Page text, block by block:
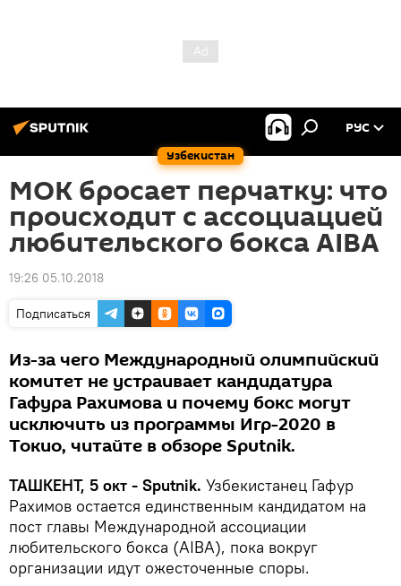
Узбекистан
РУС
МОК бросает перчатку: что
происходит с ассоциацией
любительского бокса AIBA
19:26 05.10.2018
Подписаться
Из-за чего Международный олимпийский
комитет не устраивает кандидатура
Гафура Рахимова и почему бокс могут
исключить из программы Игр-2020 в
Токио, читайте в обзоре Sputnik.
ТАШКЕНТ, 5 окт - Sputnik. Узбекистанец Гафур
Рахимов остается единственным кандидатом на
пост главы Международной ассоциации
любительского бокса (AIBA), пока вокруг
организации идут ожесточенные споры.